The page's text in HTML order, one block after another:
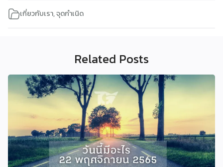
เกี่ยวกับเรา,จุดกำเนิด
Related Posts